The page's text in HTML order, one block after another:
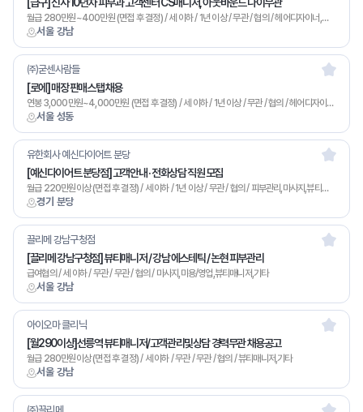
서울 강남
월급 280만원~400만원 (면접 후 결정) / 세 이하 / 1년 이상 / 무관 / 협의 / 헤어디자이너,네일아트,메이크업,피부관리,마사지,미용/영업,뷰티매니저,기타
서울 성동
㈜굳센사람들
[로에] 매장 판매스탭 채용
연봉 3,000만원~4,000만원 (면접 후 결정) / 세 이하 / 1년 이상 / 무관 / 협의 / 헤어디자이너,메이크업,피부관리,마사지,미용/영업,뷰티매니저,기타
경기 분당
유한회사 예신다이어트 분당
[예신다이어트 분당점] 고객안내 · 전화상담 직원 모집
월급 220만원이상 (면접 후 결정) / 세 이하 / 1년 이상 / 무관 / 협의 / 피부관리,마사지,뷰티매니저,기타
서울 강남
끌리메 강남구청점
[끌리메 강남구청점] 뷰티매니저 / 강남 에스테틱 / 논현 피부관리
급여협의 / 세 이하 / 무관 / 무관 / 협의 / 마사지,미용/영업,뷰티매니저,기타
서울 강남
아이오마 클리닉
[월290이상]선릉역 뷰티매니저/고객관리및상담 경력무관 채용공고
월급 280만원이상 (면접 후 결정) / 세 이하 / 무관 / 무관 / 협의 / 뷰티매니저,기타